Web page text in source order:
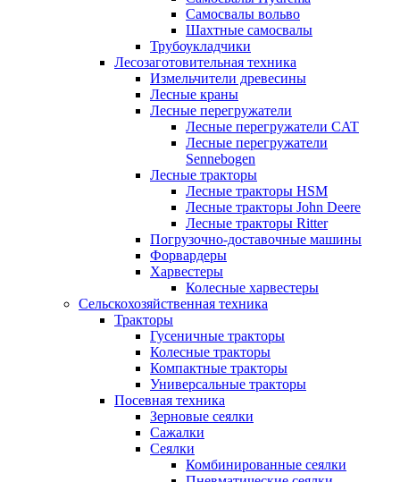
Самосвалы вольво
Шахтные самосвалы
Трубоукладчики
Лесозаготовительная техника
Измельчители древесины
Лесные краны
Лесные перегружатели
Лесные перегружатели CAT
Лесные перегружатели
Sennebogen
Лесные тракторы
Лесные тракторы HSM
Лесные тракторы John Deere
Лесные тракторы Ritter
Погрузочно-доставочные машины
Форвардеры
Харвестеры
Колесные харвестеры
Сельскохозяйственная техника
Тракторы
Гусеничные тракторы
Колесные тракторы
Компактные тракторы
Универсальные тракторы
Посевная техника
Зерновые сеялки
Сажалки
Сеялки
Комбинированные сеялки